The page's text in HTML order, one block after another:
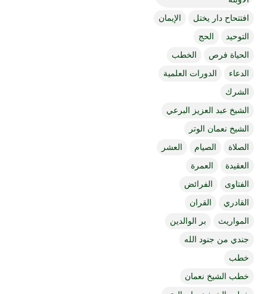
افتتحاح دار يختل
الإيمان
التوحيد
الحج
الحياة فرص
الخطب
الدعاء
الدورات العلمية
الشرك
الشيخ عبد العزيز البرعي
الشيخ نعمان الوتر
الصلاة
الصيام
العشر
العقيدة
العمرة
الفتاوى
الفرائض
القادري
القران
المواريث
بر الوالدين
جندي من جنود الله
خطب
خطب الشيخ نعمان